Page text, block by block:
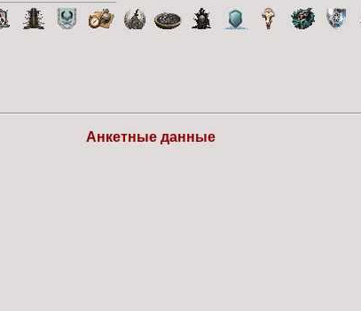
Анкетные данные